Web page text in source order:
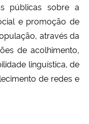
públicas sobre a
e promoção de
através da
de acolhimento,
linguística, de
de redes e